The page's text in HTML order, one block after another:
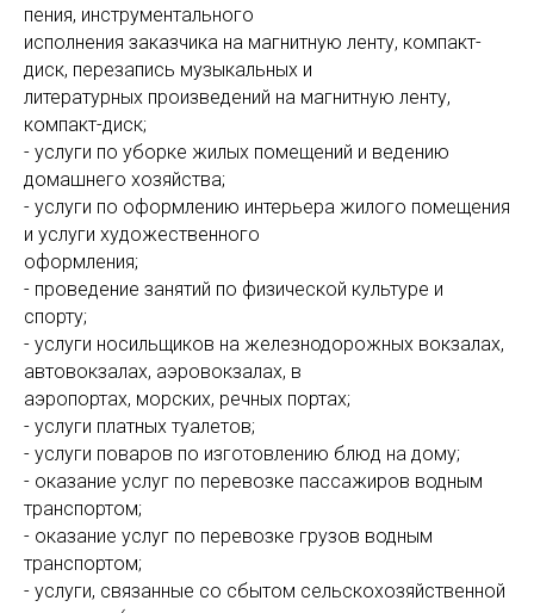
пения, инструментального
исполнения заказчика на магнитную ленту, компакт-
диск, перезапись музыкальных и
литературных произведений на магнитную ленту,
компакт-диск;
- услуги по уборке жилых помещений и ведению
домашнего хозяйства;
- услуги по оформлению интерьера жилого помещения
и услуги художественного
оформления;
- проведение занятий по физической культуре и
спорту;
- услуги носильщиков на железнодорожных вокзалах,
автовокзалах, аэровокзалах, в
аэропортах, морских, речных портах;
- услуги платных туалетов;
- услуги поваров по изготовлению блюд на дому;
- оказание услуг по перевозке пассажиров водным
транспортом;
- оказание услуг по перевозке грузов водным
транспортом;
- услуги, связанные со сбытом сельскохозяйственной